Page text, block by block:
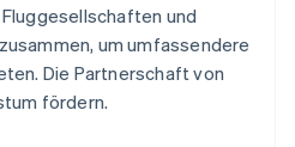
und
um umfassendere
Die Partnerschaft von
fördern.